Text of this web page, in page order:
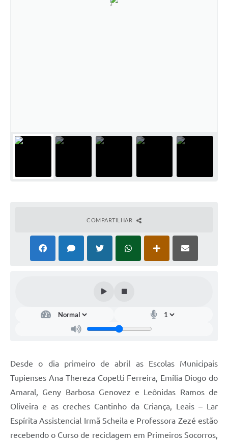
COMPARTILHAR
Desde o dia primeiro de abril as Escolas Municipais
Tupienses Ana Thereza Copetti Ferreira, Emília Diogo do
Amaral, Geny Barbosa Genovez e Leônidas Ramos de
Oliveira e as creches Cantinho da Criança, Leais – Lar
Espírita Assistencial Irmã Scheila e Professora Zezé estão
recebendo o Curso de reciclagem em Primeiros Socorros,